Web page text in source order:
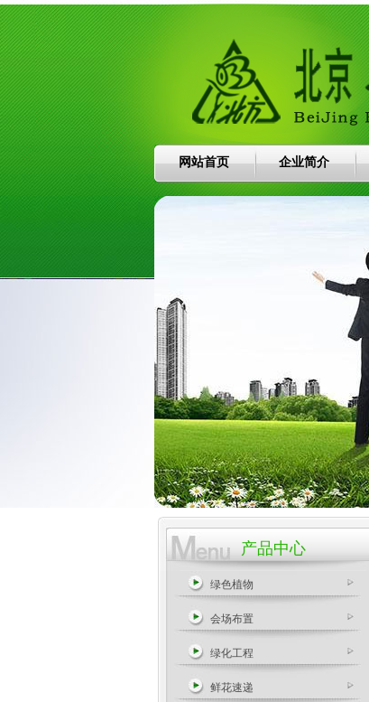
网站首页 企业简介
产品中心
绿色植物
会场布置
绿化工程
鲜花速递